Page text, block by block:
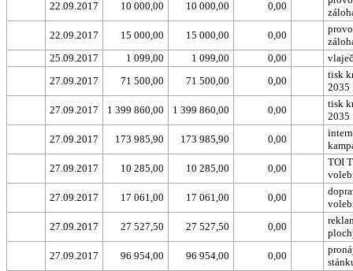
22.09.2017 10 000,00 10 000,00 0,00
22.09.2017
15 000,00 15 000,00 0,00
25.09.2017
1 099,00 1 099,00 0,00
27.09.2017
71 500,00 71 500,00 0,00
tisk
2035
27.09.2017
1 399 860,00 1 399 860,00 0,00
tisk
2035
27.09.2017
173 985,90 173 985,90 0,00
27.09.2017
10 285,00 10 285,00 0,00
TOI
27.09.2017
17 061,00 17 061,00 0,00
27.09.2017
27 527,50 27 527,50 0,00
27.09.2017
96 954,00 96 954,00 0,00